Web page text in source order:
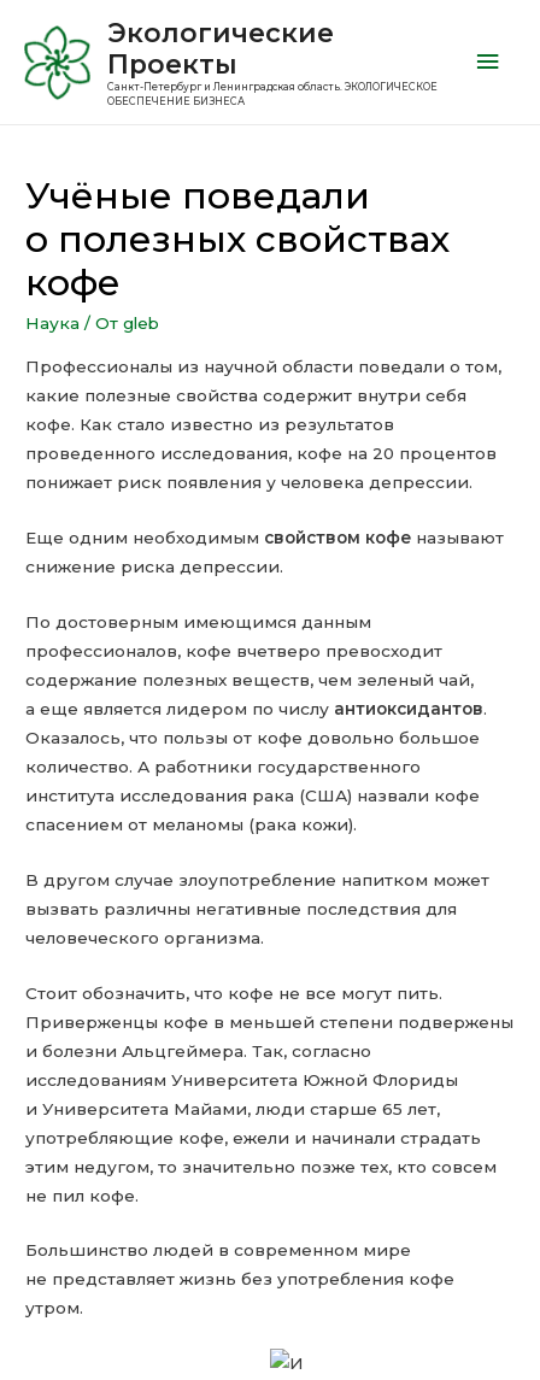
Экологические
Проекты
Санкт-Петербург и Ленинградская область. ЭКОЛОГИЧЕСКОЕ
ОБЕСПЕЧЕНИЕ БИЗНЕСА
Учёные поведали
о полезных свойствах
кофе
Наука / От gleb
Профессионалы из научной области поведали о том,
какие полезные свойства содержит внутри себя
кофе. Как стало известно из результатов
проведенного исследования, кофе на 20 процентов
понижает риск появления у человека депрессии.
Еще одним необходимым свойством кофе называют
снижение риска депрессии.
По достоверным имеющимся данным
профессионалов, кофе вчетверо превосходит
содержание полезных веществ, чем зеленый чай,
а еще является лидером по числу антиоксидантов.
Оказалось, что пользы от кофе довольно большое
количество. А работники государственного
института исследования рака (США) назвали кофе
спасением от меланомы (рака кожи).
В другом случае злоупотребление напитком может
вызвать различны негативные последствия для
человеческого организма.
Стоит обозначить, что кофе не все могут пить.
Приверженцы кофе в меньшей степени подвержены
и болезни Альцгеймера. Так, согласно
исследованиям Университета Южной Флориды
и Университета Майами, люди старше 65 лет,
употребляющие кофе, ежели и начинали страдать
этим недугом, то значительно позже тех, кто совсем
не пил кофе.
Большинство людей в современном мире
не представляет жизнь без употребления кофе
утром.